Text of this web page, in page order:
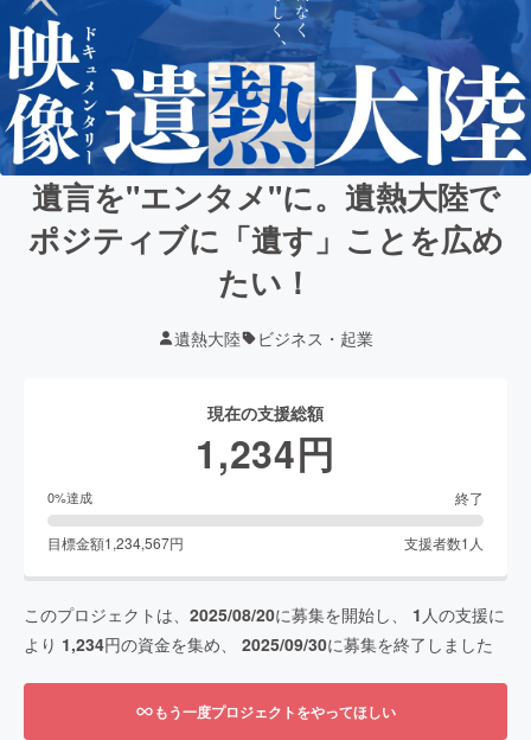
遺言を"エンタメ"に。遺熱大陸で
ポジティブに「遺す」ことを広め
たい！
遺熱大陸 ビジネス・起業
現在の支援総額
1,234円
0%達成 終了
目標金額1,234,567円 支援者数1 人
このプロジェクトは、 2025/08/20に募集を開始し、 1 人の支援に
より 1,234円の資金を集め、 2025/09/30に募集を終了しました
もう一度プロジェクトをやってほしい